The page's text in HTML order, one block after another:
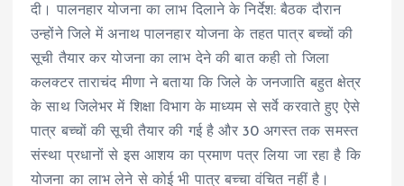
दी। पालनहार योजना का लाभ दिलाने के निर्देश: बैठक दौरान
उन्होंने जिले में अनाथ पालनहार योजना के तहत पात्र बच्चों की
सूची तैयार कर योजना का लाभ देने की बात कही तो जिला
कलक्टर ताराचंद मीणा ने बताया कि जिले के जनजाति बहुत क्षेत्र
के साथ जिलेभर में शिक्षा विभाग के माध्यम से सर्वे करवाते हुए ऐसे
पात्र बच्चों की सूची तैयार की गई है और 30 अगस्त तक समस्त
संस्था प्रधानों से इस आशय का प्रमाण पत्र लिया जा रहा है कि
योजना का लाभ लेने से कोई भी पात्र बच्चा वंचित नहीं है।